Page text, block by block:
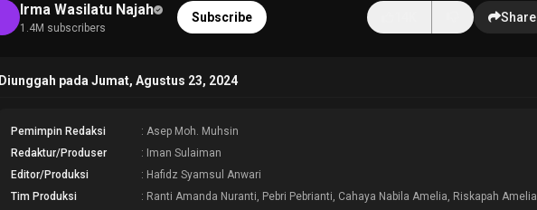
Irma Wasilatu Najah
1.4M subscribers
Subscribe Share
Diunggah pada Jumat, Agustus 23, 2024
Pemimpin Redaksi
: Asep Moh. Muhsin
Redaktur/Produser
: Iman Sulaiman
Editor/Produksi
: Hafidz Syamsul Anwari
Tim Produksi
: Ranti Amanda Nuranti, Pebri Pebrianti, Cahaya Nabila Amelia, Riskapah Amelia